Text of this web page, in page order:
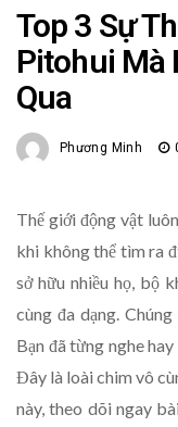
Top 3 Sự
Pitohui Mà
Qua
Phương Minh
Thế giới động vật
khi không thể tìm ra
sở hữu nhiều họ, bộ
cùng đa dạng.
Bạn đã từng nghe
Đây là loài chim vô
này, theo dõi ngay